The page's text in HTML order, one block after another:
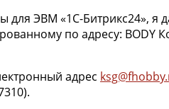
ЭВМ «1С-Битрикс24», я
по адресу: BODY
адрес